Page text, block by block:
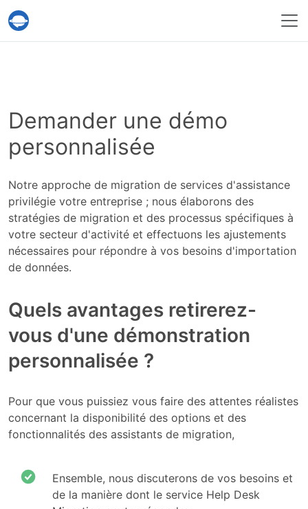
Service Help Desk Migration
Demander une démo
personnalisée
Notre approche de migration de services d'assistance
privilégie votre entreprise ; nous élaborons des
stratégies de migration et des processus spécifiques à
votre secteur d'activité et effectuons les ajustements
nécessaires pour répondre à vos besoins d'importation
de données.
Quels avantages retirerez-
vous d'une démonstration
personnalisée ?
Pour que vous puissiez vous faire des attentes réalistes
concernant la disponibilité des options et des
fonctionnalités des assistants de migration,
Ensemble, nous discuterons de vos besoins et
de la manière dont le service Help Desk